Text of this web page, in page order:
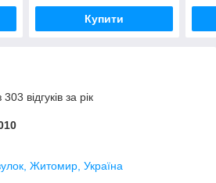
Купити
відгуків за рік
Житомир, Україна